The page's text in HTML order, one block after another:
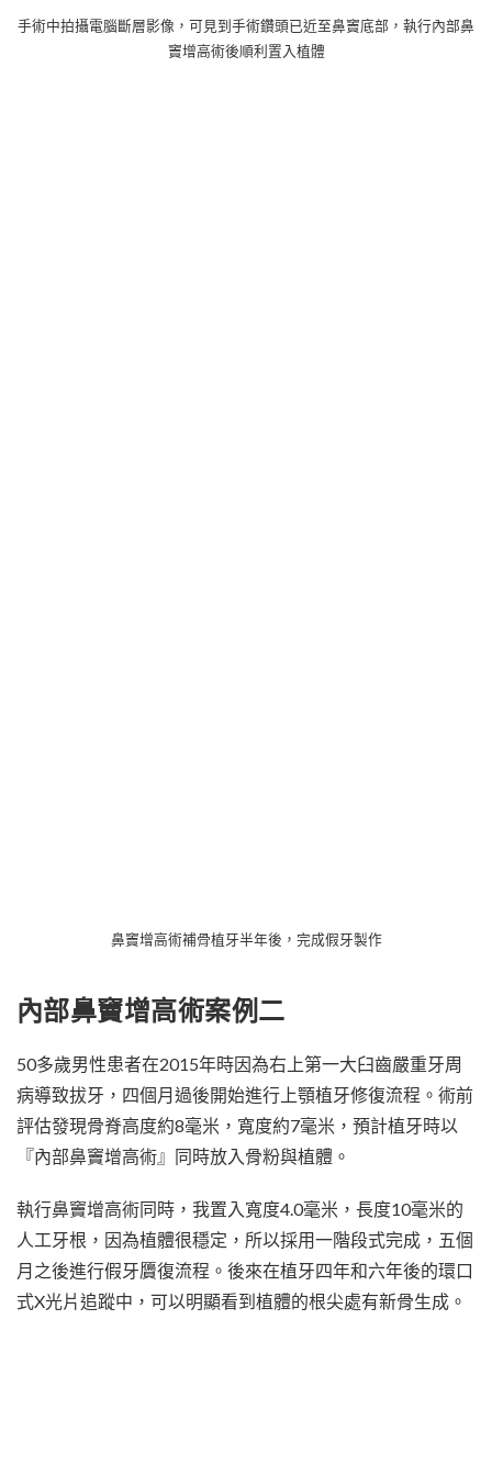
手術中拍攝電腦斷層影像，可見到手術鑽頭已近至鼻竇底部，執行內部鼻
竇增高術後順利置入植體
鼻竇增高術補骨植牙半年後，完成假牙製作
內部鼻竇增高術案例二
50多歲男性患者在2015年時因為右上第一大臼齒嚴重牙周
病導致拔牙，四個月過後開始進行上顎植牙修復流程。術前
評估發現骨脊高度約8毫米，寬度約7毫米，預計植牙時以
『內部鼻竇增高術』同時放入骨粉與植體。
執行鼻竇增高術同時，我置入寬度4.0毫米，長度10毫米的
人工牙根，因為植體很穩定，所以採用一階段式完成，五個
月之後進行假牙贗復流程。後來在植牙四年和六年後的環口
式X光片追蹤中，可以明顯看到植體的根尖處有新骨生成。